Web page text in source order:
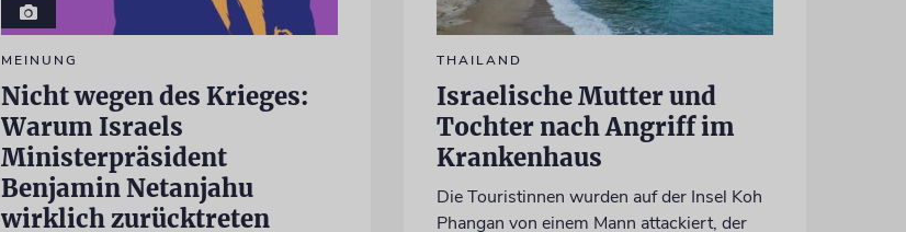
MEINUNG
Nicht wegen des Krieges:
Warum Israels
Ministerpräsident
Benjamin Netanjahu
wirklich zurücktreten
THAILAND
Israelische Mutter und
Tochter nach Angriff im
Krankenhaus
Die Touristinnen wurden auf der Insel Koh
Phangan von einem Mann attackiert, der